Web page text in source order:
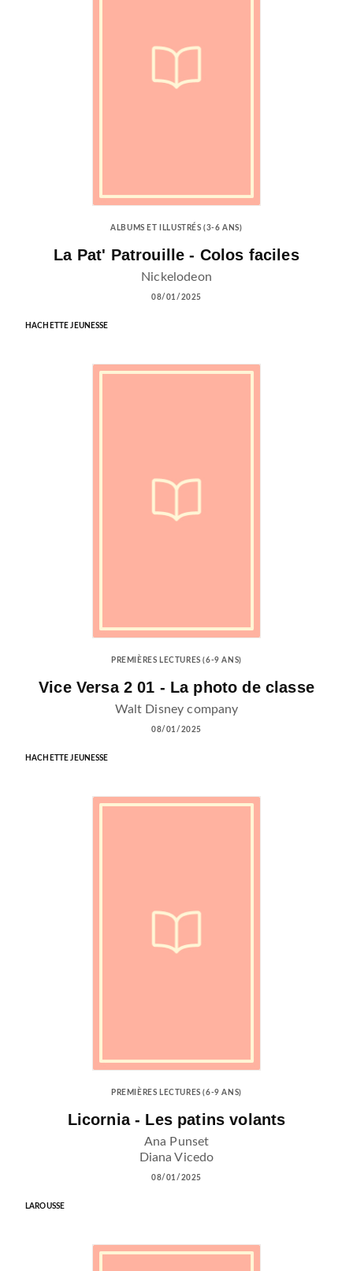
ALBUMS ET ILLUSTRÉS (3-6 ANS)
La Pat' Patrouille - Colos faciles
Nickelodeon
08/01/2025
HACHETTE JEUNESSE
PREMIÈRES LECTURES (6-9 ANS)
Vice Versa 2 01 - La photo de classe
Walt Disney company
08/01/2025
HACHETTE JEUNESSE
PREMIÈRES LECTURES (6-9 ANS)
Licornia - Les patins volants
Ana Punset
Diana Vicedo
08/01/2025
LAROUSSE